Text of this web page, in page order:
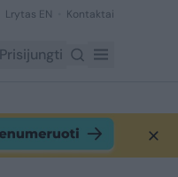
Lrytas EN Kontaktai
Prisijungti